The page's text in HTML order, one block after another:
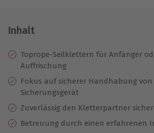
3 Jahre gültig & verlängerbar.
Inhalt
Toprope-Seilklettern für Anfänger
Auffrischung
Fokus auf sicherer Handhabung von
Sicherungsgerät
Zuverlässig den Kletterpartner
Betreuung durch einen erfahrenen